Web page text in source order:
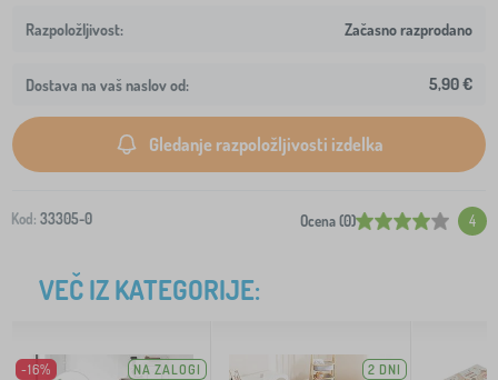
Začasno razprodano
Dostava na vaš naslov od: 5,90 €
Gledanje razpoložljivosti izdelka
Kod: 33305-0 Ocena (0) 4
VEČ IZ KATEGORIJE:
-16% NA ZALOGI 2 DNI